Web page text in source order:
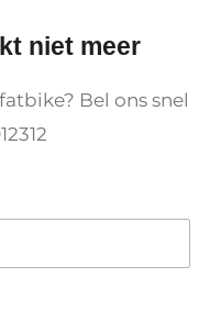
niet meer
Bel ons snel